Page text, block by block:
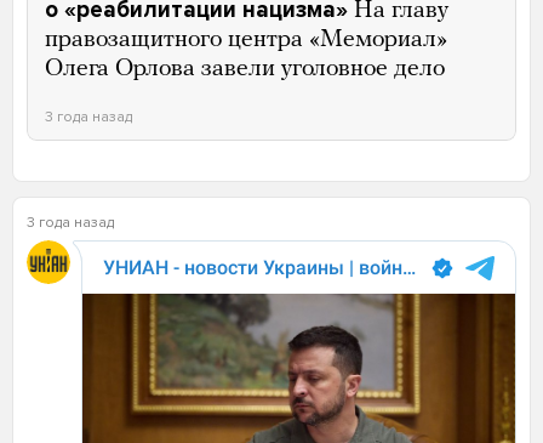
о «реабилитации нацизма» На главу
правозащитного центра «Мемориал»
Олега Орлова завели уголовное дело
3 года назад
3 года назад